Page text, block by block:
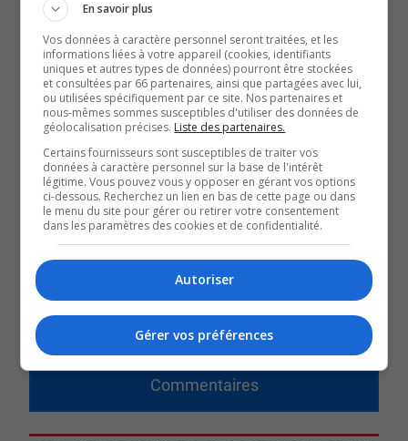
prochainement, selon
Alternative pour Elles, qui
chapeaute le projet.
L’ajout d’un appartement dans le futur immeuble pourrait
permettre de diminuer le coût par porte du projet.
Rappelons que, dernièrement, la ministre responsable de
l’Habitation jugeait que le projet de Rouyn-Noranda, avec
des coûts estimés à 900 000 dollars la porte, était
beaucoup trop dispendieux.
QUESTION DU JOUR
Commentaires
En savoir plus
Vos données à caractère personnel seront traitées, et les
informations liées à votre appareil (cookies, identifiants
uniques et autres types de données) pourront être stockées
et consultées par 66 partenaires, ainsi que partagées avec lui,
ou utilisées spécifiquement par ce site. Nos partenaires et
nous-mêmes sommes susceptibles d'utiliser des données de
géolocalisation précises. Liste des partenaires.
Certains fournisseurs sont susceptibles de traiter vos
données à caractère personnel sur la base de l'intérêt
légitime. Vous pouvez vous y opposer en gérant vos options
ci-dessous. Recherchez un lien en bas de cette page ou dans
le menu du site pour gérer ou retirer votre consentement
dans les paramètres des cookies et de confidentialité.
Autoriser
Gérer vos préférences